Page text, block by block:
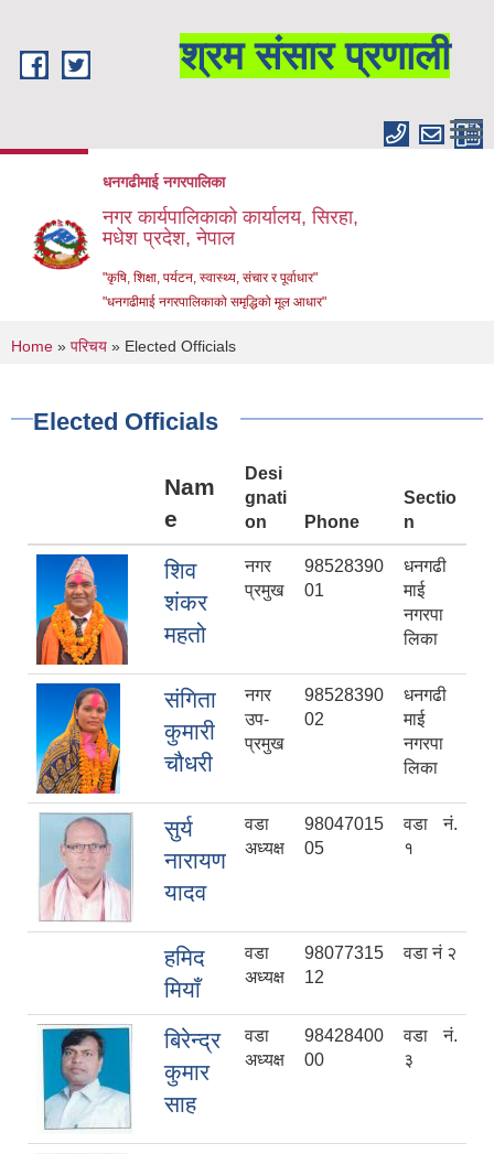
श्रम संसार प्रणाली
धनगढीमाई नगरपालिका
नगर कार्यपालिकाको कार्यालय, सिरहा,
मधेश प्रदेश, नेपाल
"कृषि, शिक्षा, पर्यटन, स्वास्थ्य, संचार र पूर्वाधार"
"धनगढीमाई नगरपालिकाको समृद्धिको मूल आधार"
You are here
Home » परिचय » Elected Officials
Elected Officials
Nam
e
Desi
gnati
on
Phone
Sectio
n
शिव
शंकर
महतो
नगर
प्रमुख
98528390
01
धनगढी
माई
नगरपा
लिका
संगिता
कुमारी
चौधरी
नगर
उप-
प्रमुख
98528390
02
धनगढी
माई
नगरपा
लिका
सुर्य
नारायण
यादव
वडा
अध्यक्ष
98047015
05
वडा नं.
१
हमिद
मियाँ
वडा
अध्यक्ष
98077315
12
वडा नं २
बिरेन्द्र
कुमार
साह
वडा
अध्यक्ष
98428400
00
वडा नं.
३